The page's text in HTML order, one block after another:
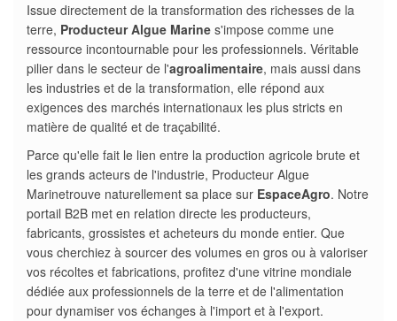
Issue directement de la transformation des richesses de la
terre, Producteur Algue Marine s'impose comme une
ressource incontournable pour les professionnels. Véritable
pilier dans le secteur de l'agroalimentaire, mais aussi dans
les industries et de la transformation, elle répond aux
exigences des marchés internationaux les plus stricts en
matière de qualité et de traçabilité.
Parce qu'elle fait le lien entre la production agricole brute et
les grands acteurs de l'industrie, Producteur Algue
Marinetrouve naturellement sa place sur EspaceAgro. Notre
portail B2B met en relation directe les producteurs,
fabricants, grossistes et acheteurs du monde entier. Que
vous cherchiez à sourcer des volumes en gros ou à valoriser
vos récoltes et fabrications, profitez d'une vitrine mondiale
dédiée aux professionnels de la terre et de l'alimentation
pour dynamiser vos échanges à l'import et à l'export.